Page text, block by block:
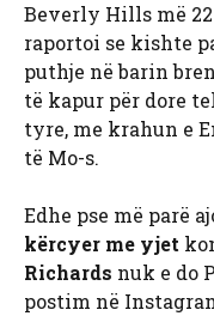
Beverly Hills më
raportoi se kishte
puthje në barin
të kapur për dore
tyre, me krahun e
të Mo-s.
Edhe pse më parë
kërcyer me yjet
Richards nuk e do
postim në